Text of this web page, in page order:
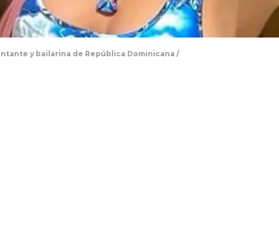
y bailarina de República Dominicana /